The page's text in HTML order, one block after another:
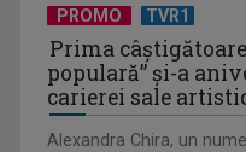
PROMO TVR1
Prima
populară” şi-a
carierei sale
Alexandra Chira, un